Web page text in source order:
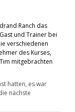
Ranch das
und Trainer bei
verschiedenen
des Kurses,
mitgebrachten
hatten, es war
nächste